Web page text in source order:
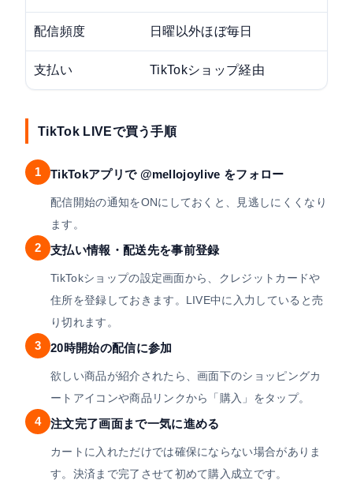
配信頻度 日曜以外ほぼ毎日
支払い TikTokショップ経由
TikTok LIVEで買う手順
1 TikTokアプリで @mellojoylive をフォロー
配信開始の通知をONにしておくと、見逃しにくくなり
ます。
2 支払い情報・配送先を事前登録
TikTokショップの設定画面から、クレジットカードや
住所を登録しておきます。LIVE中に入力していると売
り切れます。
3 20時開始の配信に参加
欲しい商品が紹介されたら、画面下のショッピングカ
ートアイコンや商品リンクから「購入」をタップ。
4 注文完了画面まで一気に進める
カートに入れただけでは確保にならない場合がありま
す。決済まで完了させて初めて購入成立です。